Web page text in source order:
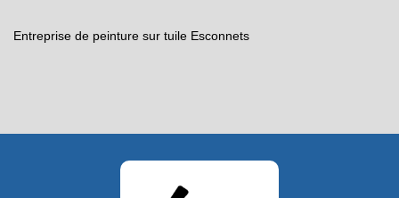
Entreprise de peinture sur tuile Esconnets